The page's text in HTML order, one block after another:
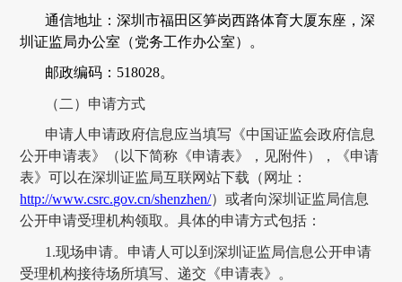
通信地址：深圳市福田区笋岗西路体育大厦东座，深
圳证监局办公室 （党务工作办公室）。
邮政编码： 518028。
（二）申请方式
申请人申请政府信息应当填写《中国证监会政府信息
公开申请表》（以下简称《申请表》，见附件），《申请
表》可以在深圳证监局互联网站下载 （网址：
http://www.csrc.gov.cn/shenzhen/）或者向深圳证监局信息
公开申请受理机构领取。具体的申请方式包括：
1.现场申请。申请人可以到深圳证监局信息公开申请
受理机构接待场所填写、递交《申请表》。